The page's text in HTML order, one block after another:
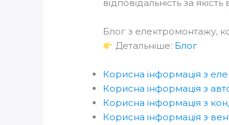
відповідальність за
Блог з електромонтажу,
Детальніше: Блог
Корисна інформація з
Корисна інформація з
Корисна інформація з
Корисна інформація з